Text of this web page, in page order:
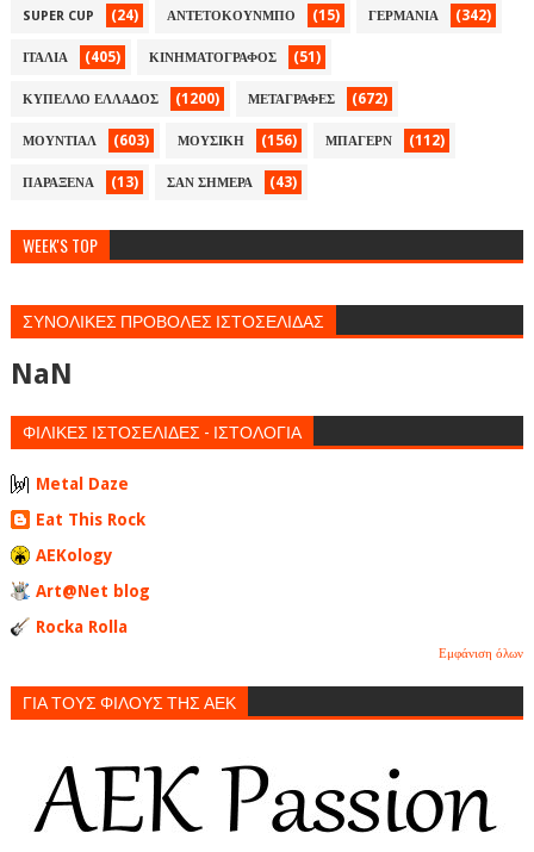
SUPER CUP (24) ΑΝΤΕΤΟΚΟΥΝΜΠΟ (15) ΓΕΡΜΑΝΙΑ (342)
ΙΤΑΛΙΑ (405) ΚΙΝΗΜΑΤΟΓΡΑΦΟΣ (51)
ΚΥΠΕΛΛΟ ΕΛΛΑΔΟΣ (1200) ΜΕΤΑΓΡΑΦΕΣ (672)
ΜΟΥΝΤΙΑΛ (603) ΜΟΥΣΙΚΗ (156) ΜΠΑΓΕΡΝ (112)
ΠΑΡΑΞΕΝΑ (13) ΣΑΝ ΣΗΜΕΡΑ (43)
WEEK'S TOP
ΣΥΝΟΛΙΚΕΣ ΠΡΟΒΟΛΕΣ ΙΣΤΟΣΕΛΙΔΑΣ
NaN
ΦΙΛΙΚΕΣ ΙΣΤΟΣΕΛΙΔΕΣ - ΙΣΤΟΛΟΓΙΑ
Metal Daze
Eat This Rock
AEKology
Art@Net blog
Rocka Rolla
Εμφάνιση όλων
ΓΙΑ ΤΟΥΣ ΦΙΛΟΥΣ ΤΗΣ ΑΕΚ